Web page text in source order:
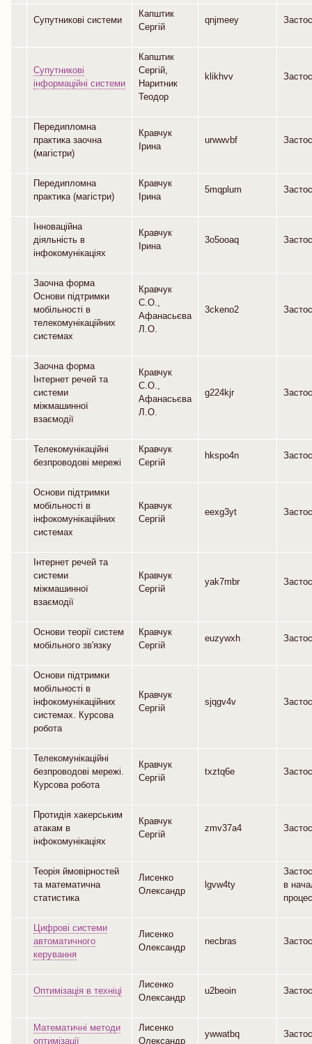
Супутникові системи
Капштик
Сергій
qnjmeey
Супутникові
інформаційні системи
Капштик
Сергій,
Наритник
Теодор
klikhvv
Передипломна
практика заочна
(магістри)
Кравчук
Ірина
urwwvbf
Передипломна
практика (магістри)
Кравчук
Ірина
5mqplum
Інноваційна
діяльність в
інфокомунікаціях
Кравчук
Ірина
3o5ooaq
Заочна форма
Основи підтримки
мобільності в
телекомунікаційних
системах
Кравчук
С.О.,
Афанасьєва
Л.О.
3ckeno2
Заочна форма
Інтернет речей та
системи
міжмашинної
взаємодії
Кравчук
С.О.,
Афанасьєва
Л.О.
g224kjr
Телекомунікаційні
безпроводові мережі
Кравчук
Сергій
hkspo4n
Основи підтримки
мобільності в
інфокомунікаційних
системах
Кравчук
Сергій
eexg3yt
Інтернет речей та
системи
міжмашинної
взаємодії
Кравчук
Сергій
yak7mbr
Основи теорії систем
мобільного зв'язку
Кравчук
Сергій
euzywxh
Основи підтримки
мобільності в
інфокомунікаційних
системах. Курсова
робота
Кравчук
Сергій
sjqgv4v
Телекомунікаційні
безпроводові мережі.
Курсова робота
Кравчук
Сергій
txztq6e
Протидія хакерським
атакам в
інфокомунікаціях
Кравчук
Сергій
zmv37a4
Теорія ймовірностей
та математична
статистика
Лисенко
Олександр
lgvw4ty
в
Цифрові системи
автоматичного
керування
Лисенко
Олександр
necbras
Оптимізація в техніці
Лисенко
Олександр
u2beoin
Математичні методи
оптимізації
Лисенко
Олександр
ywwatbq